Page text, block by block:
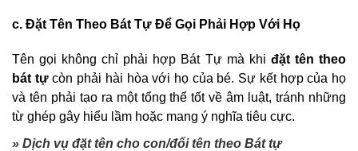
c. Đặt Tên Theo Bát Tự Để Gọi Phải Hợp Với Họ
Tên gọi không chỉ phải hợp Bát Tự mà khi đặt tên theo
bát tựcòn phải hài hòa với họ của bé. Sự kết hợp của họ
và tên phải tạo ra một tổng thể tốt về âm luật, tránh những
từ ghép gây hiểu lầm hoặc mang ý nghĩa tiêu cực.
» Dịch vụ đặt tên cho con/đổi tên theo Bát tự